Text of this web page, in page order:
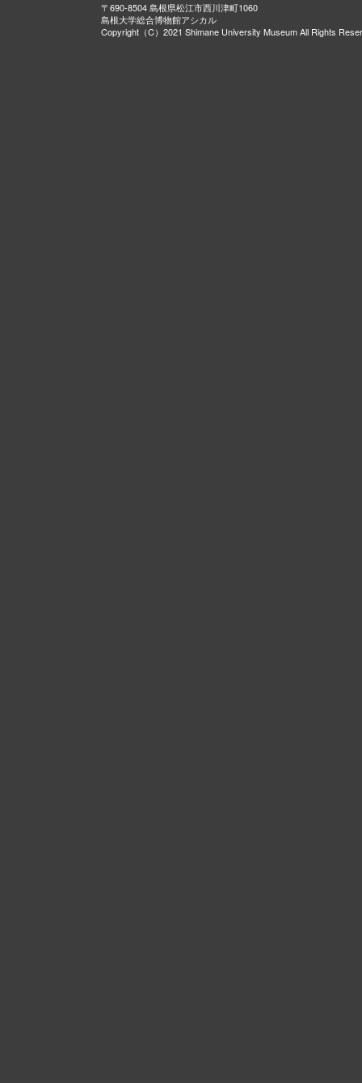
〒690-8504 島根県松江市西川津町1060
島根大学総合博物館アシカル
Copyright（C）2021 Shimane University Museum All Rights